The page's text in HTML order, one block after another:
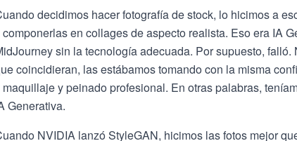
decidimos hacer fotografía de stock, lo hicimos a
componerlas en collages de aspecto realista. Eso era IA
sin la tecnología adecuada. Por supuesto,
coincidieran, las estábamos tomando con la misma
maquillaje y peinado profesional. En otras palabras,
Generativa.
NVIDIA lanzó StyleGAN, hicimos las fotos mejor